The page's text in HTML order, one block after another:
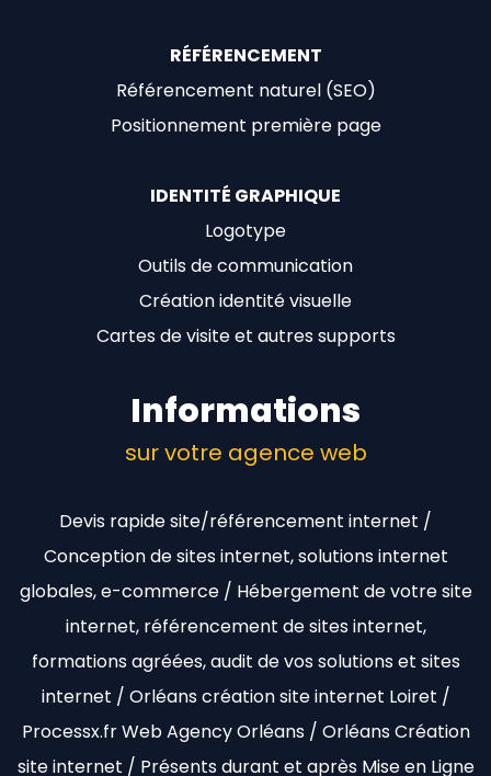
RÉFÉRENCEMENT
Référencement naturel (SEO)
Positionnement première page
IDENTITÉ GRAPHIQUE
Logotype
Outils de communication
Création identité visuelle
Cartes de visite et autres supports
Informations
sur votre agence web
Devis rapide site/référencement internet /
Conception de sites internet, solutions internet
globales, e-commerce / Hébergement de votre site
internet, référencement de sites internet,
formations agréées, audit de vos solutions et sites
internet / Orléans création site internet Loiret /
Processx.fr Web Agency Orléans / Orléans Création
site internet / Présents durant et après Mise en Ligne